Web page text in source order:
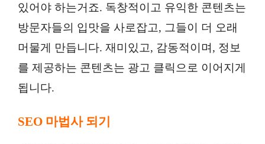
있어야 하는거죠. 독창적이고 유익한 콘텐츠는
방문자들의 입맛을 사로잡고, 그들이 더 오래
머물게 만듭니다. 재미있고, 감동적이며, 정보
를 제공하는 콘텐츠는 광고 클릭으로 이어지게
됩니다.
SEO 마법사 되기